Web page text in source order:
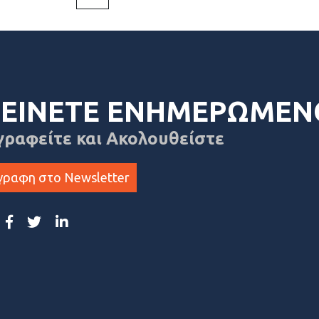
και Ακολουθείστε
στο Newsletter